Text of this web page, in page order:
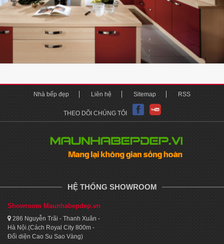
Nhà bếp đẹp Liên hệ Sitemap RSS
THEO DÕI CHÚNG TÔI
HỆ THỐNG SHOWROOM
Showroom Maunhabepdep.vn
286 Nguyễn Trãi - Thanh Xuân -
Hà Nội.(Cách Royal City 800m -
Đối diện Cao Su Sao Vàng)